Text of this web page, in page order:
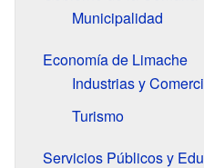
Municipalidad
Economía de Limache
Industrias y
Turismo
Servicios Públicos y